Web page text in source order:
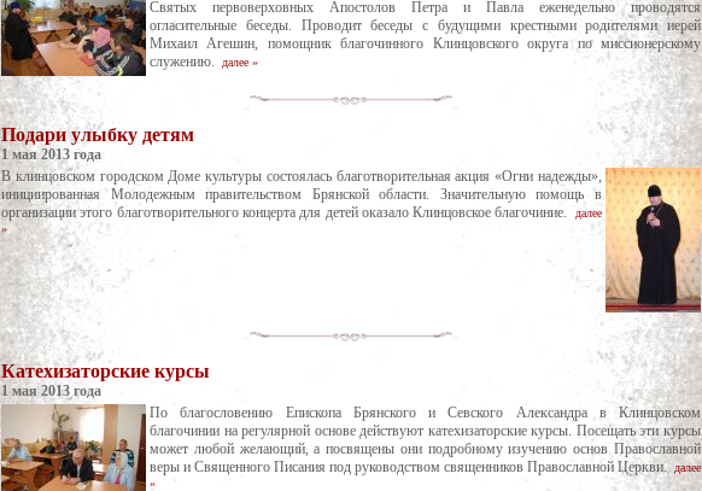
Святых первоверховных Апостолов Петра и Павла еженедельно проводятся
огласительные беседы. Проводит беседы с будущими крестными родителями иерей
Михаил Агешин, помощник благочинного Клинцовского округа по миссионерскому
служению.
далее »
Подари улыбку детям
1 мая 2013 года
В клинцовском городском Доме культуры состоялась благотворительная акция «Огни надежды»,
инициированная Молодежным правительством Брянской области. Значительную помощь в
организации этого благотворительного концерта для детей оказало Клинцовское благочиние.
далее
»
Катехизаторские курсы
1 мая 2013 года
По благословению Епископа Брянского и Севского Александра в Клинцовском
благочинии на регулярной основе действуют катехизаторские курсы. Посещать эти курсы
может любой желающий, а посвящены они подробному изучению основ Православной
веры и Священного Писания под руководством священников Православной Церкви. далее
»